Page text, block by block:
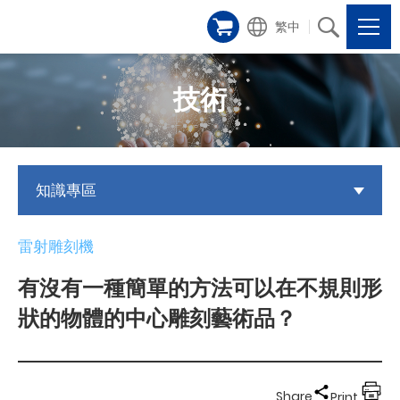
繁中
技術
知識專區
雷射雕刻機
有沒有一種簡單的方法可以在不規則形
狀的物體的中心雕刻藝術品？
Share